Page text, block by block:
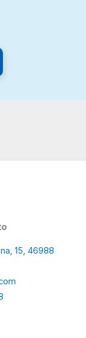
15, 46988